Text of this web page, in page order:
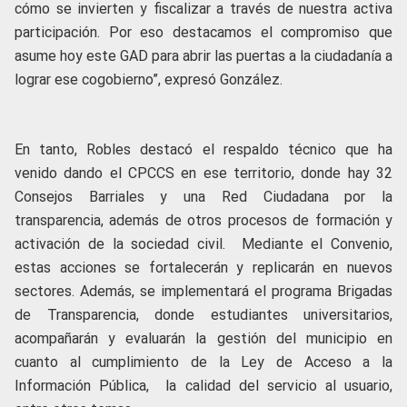
cómo se invierten y fiscalizar a través de nuestra activa
participación. Por eso destacamos el compromiso que
asume hoy este GAD para abrir las puertas a la ciudadanía a
lograr ese cogobierno”, expresó González.
En tanto, Robles destacó el respaldo técnico que ha
venido dando el CPCCS en ese territorio, donde hay 32
Consejos Barriales y una Red Ciudadana por la
transparencia, además de otros procesos de formación y
activación de la sociedad civil. Mediante el Convenio,
estas acciones se fortalecerán y replicarán en nuevos
sectores. Además, se implementará el programa Brigadas
de Transparencia, donde estudiantes universitarios,
acompañarán y evaluarán la gestión del municipio en
cuanto al cumplimiento de la Ley de Acceso a la
Información Pública, la calidad del servicio al usuario,